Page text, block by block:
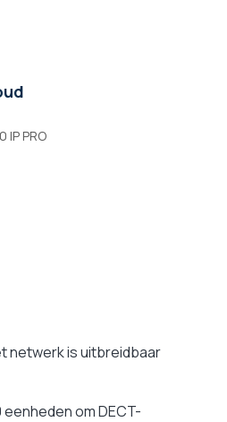
IP PRO
netwerk is uitbreidbaar
om DECT-